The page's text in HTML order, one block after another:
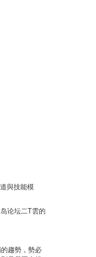
與技能模
论坛二T雲的
趨勢，勢必